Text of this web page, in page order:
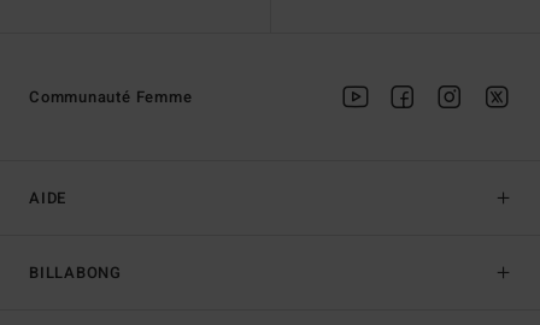
AIDE
BILLABONG
Communauté Femme